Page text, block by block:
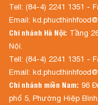
Tell: (84-4) 2241 1351 -
Email:
Chi nhánh Hà Nội: Tầng
Nội.
Tell: (84-4) 2241 1351 -
Email:
Chi nhánh miền Nam: 96
phố 5, Phường Hiệp